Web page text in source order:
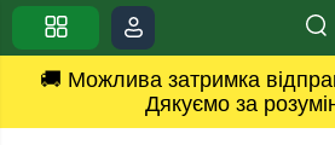
🚚 Можлива затримка
Дякуємо за